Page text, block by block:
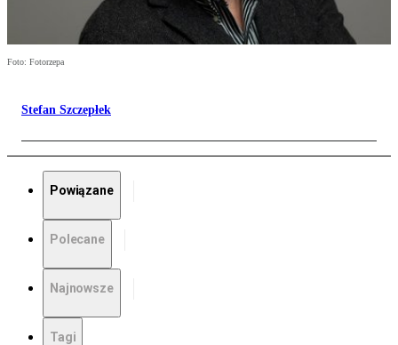
Foto: Fotorzepa
Stefan Szczepłek
Powiązane
Polecane
Najnowsze
Tagi